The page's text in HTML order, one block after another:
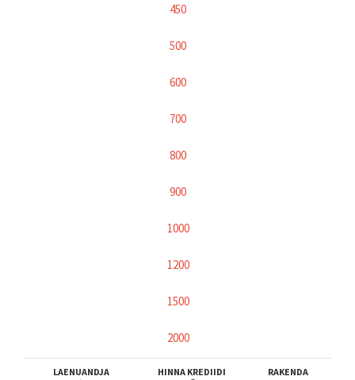
450
500
600
700
800
900
1000
1200
1500
2000
LAENUANDJA HINNA KREDIIDI RAKENDA